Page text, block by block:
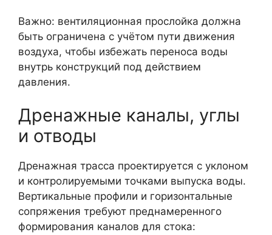
Важно: вентиляционная прослойка должна
быть ограничена с учётом пути движения
воздуха, чтобы избежать переноса воды
внутрь конструкций под действием
давления.
Дренажные каналы, углы
и отводы
Дренажная трасса проектируется с уклоном
и контролируемыми точками выпуска воды.
Вертикальные профили и горизонтальные
сопряжения требуют преднамеренного
формирования каналов для стока: